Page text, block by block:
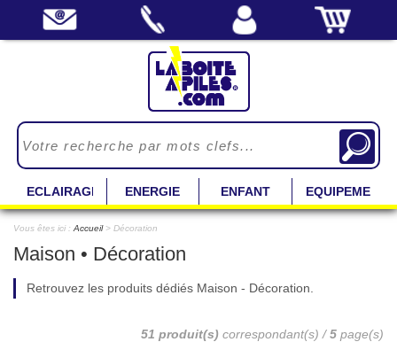
ECLAIRAGE ENERGIE ENFANT EQUIPEMENT
Vous êtes ici : Accueil> Décoration
Maison • Décoration
Retrouvez les produits dédiés Maison - Décoration.
51 produit(s) correspondant(s) /5 page(s)